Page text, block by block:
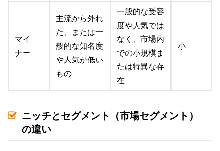
マイ
ナー
主流から外れ
た、または一
般的な知名度
や人気が低い
もの
一般的な受容
度や人気では
なく、市場内
での小規模ま
たは特異な存
在
小
ニッチとセグメント（市場セグメント）
の違い